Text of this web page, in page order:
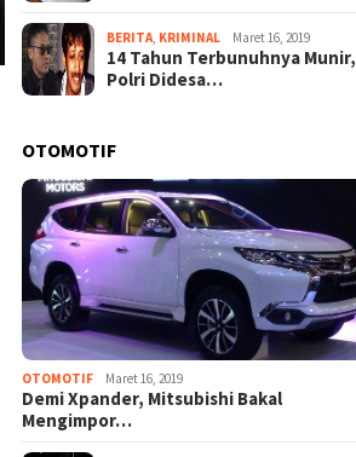
BERITA, KRIMINAL Maret 16, 2019
14 Tahun Terbunuhnya Munir,
Polri Didesa…
OTOMOTIF
OTOMOTIF Maret 16, 2019
Demi Xpander, Mitsubishi Bakal
Mengimpor…